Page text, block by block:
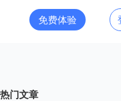
免费体验
热门文章